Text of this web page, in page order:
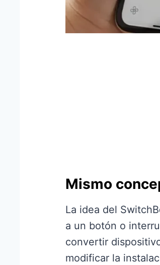
Mismo
La idea del
a un botón o
convertir
modificar la